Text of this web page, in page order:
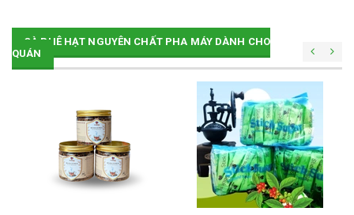
CÀ PHÊ HẠT NGUYÊN CHẤT PHA MÁY DÀNH CHO
QUÁN